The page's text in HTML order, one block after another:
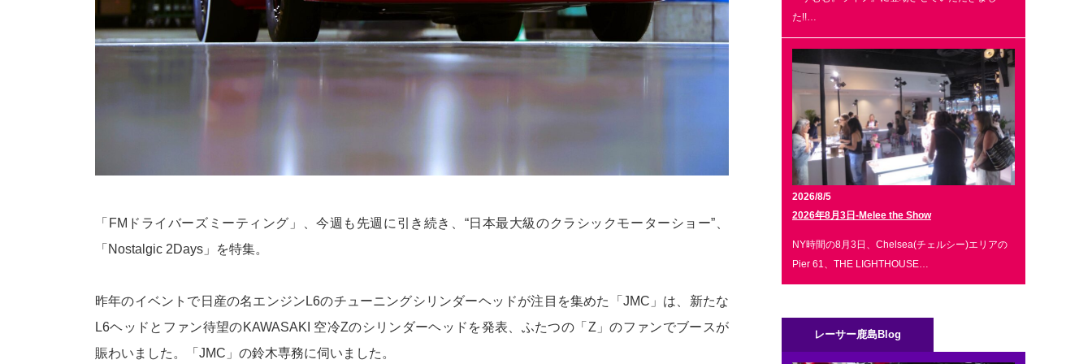
「FMドライバーズミーティング」、今週も先週に引き続き、“日本最大級のクラシックモーターショー”、
「Nostalgic 2Days」を特集。
昨年のイベントで日産の名エンジンL6のチューニングシリンダーヘッドが注目を集めた「JMC」は、新たな
L6ヘッドとファン待望のKAWASAKI 空冷Zのシリンダーヘッドを発表、ふたつの「Z」のファンでブースが
賑わいました。「JMC」の鈴木専務に伺いました。
た!!…
2026/8/5
2026年8月3日-Melee the Show
NY時間の8月3日、Chelsea(チェルシー)エリアの
Pier 61、THE LIGHTHOUSE…
レーサー鹿島Blog